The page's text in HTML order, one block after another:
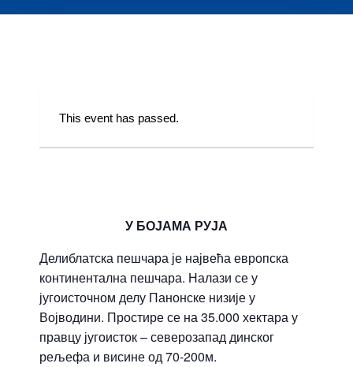
This event has passed.
07.10.2017 | 1.000 ДИНАРА
У БОЈАМА РУЈА
Делиблатска пешчара је највећа европска
континентална пешчара. Налази се у
југоисточном делу Панонске низије у
Војводини. Простире се на 35.000 хектара у
правцу југоисток – северозапад динског
рељефа и висине од 70-200м.